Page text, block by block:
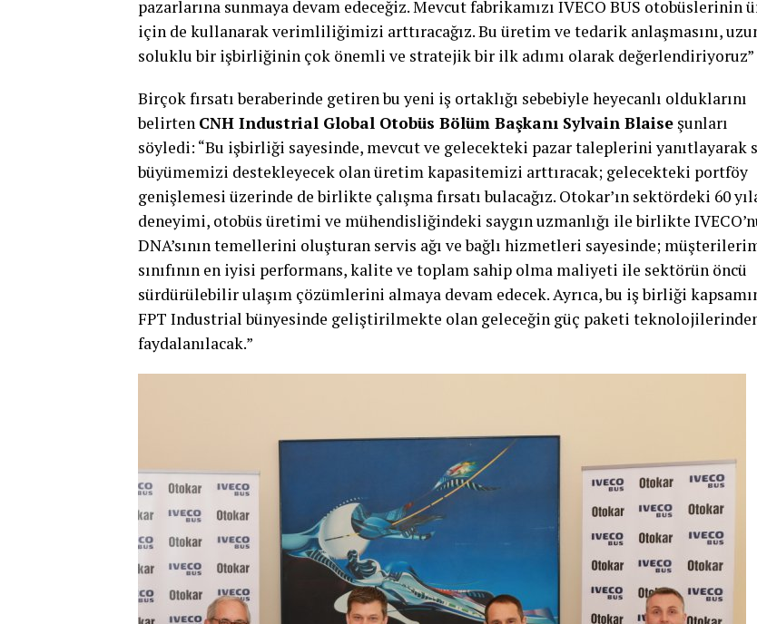
pazarlarına sunmaya devam edeceğiz. Mevcut fabrikamızı IVECO BUS otobüslerinin
için de kullanarak verimliliğimizi arttıracağız. Bu üretim ve tedarik anlaşmasını,
soluklu bir işbirliğinin çok önemli ve stratejik bir ilk adımı olarak değerlendiriyoruz”
Birçok fırsatı beraberinde getiren bu yeni iş ortaklığı sebebiyle heyecanlı olduklarını
belirten CNH Industrial Global Otobüs Bölüm Başkanı Sylvain Blaiseşunları
söyledi: “Bu işbirliği sayesinde, mevcut ve gelecekteki pazar taleplerini yanıtlayarak
büyümemizi destekleyecek olan üretim kapasitemizi arttıracak; gelecekteki portföy
genişlemesi üzerinde de birlikte çalışma fırsatı bulacağız. Otokar’ın sektördeki 60
deneyimi, otobüs üretimi ve mühendisliğindeki saygın uzmanlığı ile birlikte
DNA’sının temellerini oluşturan servis ağı ve bağlı hizmetleri sayesinde;
sınıfının en iyisi performans, kalite ve toplam sahip olma maliyeti ile sektörün öncü
sürdürülebilir ulaşım çözümlerini almaya devam edecek. Ayrıca, bu iş birliği
FPT Industrial bünyesinde geliştirilmekte olan geleceğin güç paketi
faydalanılacak.”